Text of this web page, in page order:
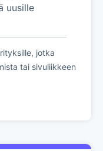
uusille
jotka
tai sivuliikkeen